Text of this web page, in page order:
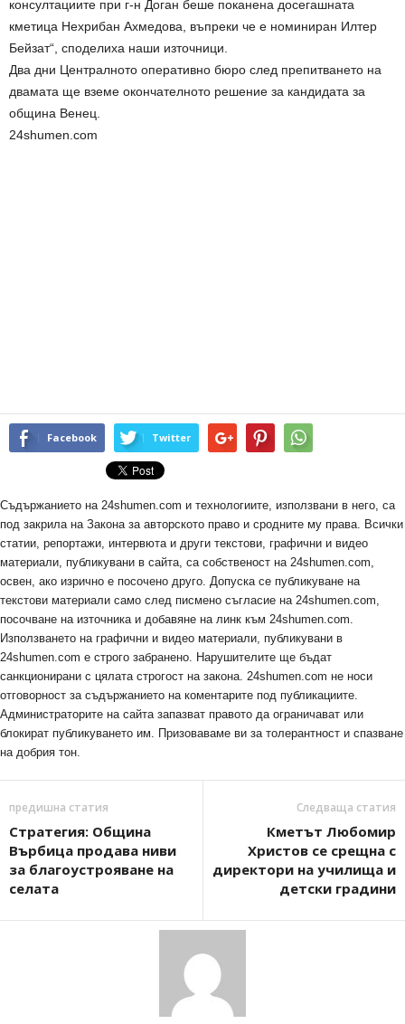
консултациите при г-н Доган беше поканена досегашната
кметица Нехрибан Ахмедова, въпреки че е номиниран Илтер
Бейзат“, споделиха наши източници.
Два дни Централното оперативно бюро след препитването на
двамата ще вземе окончателното решение за кандидата за
община Венец.
24shumen.com
Facebook Twitter
Съдържанието на 24shumen.com и технологиите, използвани в него, са
под закрила на Закона за авторското право и сродните му права. Всички
статии, репортажи, интервюта и други текстови, графични и видео
материали, публикувани в сайта, са собственост на 24shumen.com,
освен, ако изрично е посочено друго. Допуска се публикуване на
текстови материали само след писмено съгласие на 24shumen.com,
посочване на източника и добавяне на линк към 24shumen.com.
Използването на графични и видео материали, публикувани в
24shumen.com е строго забранено. Нарушителите ще бъдат
санкционирани с цялата строгост на закона. 24shumen.com не носи
отговорност за съдържанието на коментарите под публикациите.
Администраторите на сайта запазват правото да ограничават или
блокират публикуването им. Призоваваме ви за толерантност и спазване
на добрия тон.
предишна статия
Стратегия: Община
Върбица продава ниви
за благоустрояване на
селата
Следваща статия
Кметът Любомир
Христов се срещна с
директори на училища и
детски градини